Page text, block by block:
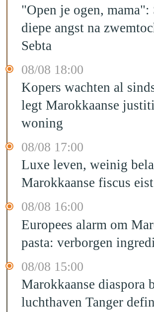
"Open je ogen, mama":
diepe angst na
Sebta
08/08 18:00
Kopers wachten al
legt Marokkaanse
woning
08/08 17:00
Luxe leven, weinig
Marokkaanse fiscus
08/08 16:00
Europees alarm om
pasta: verborgen
08/08 15:00
Marokkaanse diaspora
luchthaven Tanger